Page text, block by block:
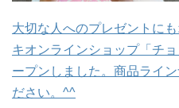
大切な人へのプレゼントに
キオンラインショップ「チ
ープンしました。商品ライ
ださい。^^